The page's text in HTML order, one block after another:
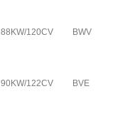
88KW/120CV BWV
90KW/122CV BVE